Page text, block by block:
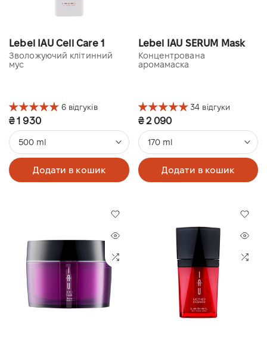
Lebel IAU Cell Care 1
Зволожуючий клітинний
мус
6 відгуків
₴ 1 930
500 ml
Додати в кошик
Lebel IAU SERUM Mask
Концентрована
аромамаска
34 відгуки
₴ 2 090
170 ml
Додати в кошик